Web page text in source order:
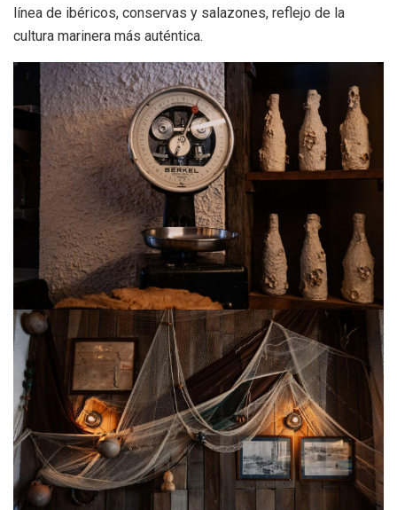
línea de ibéricos, conservas y salazones, reflejo de la
cultura marinera más auténtica.